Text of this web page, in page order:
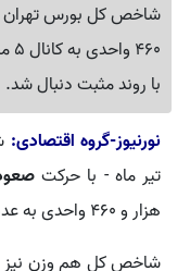
با روند مثبت دنبال شد.
نورنیوز-گروه اقتصادی:
تیر ماه - با حرکت
هزار و ۴۶۰ واحدی به عدد ۵ میلیون و ۱۷۶ هزار واحد رسید.